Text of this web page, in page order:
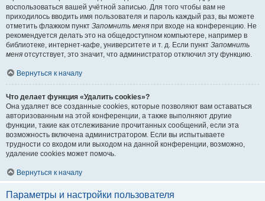
воспользоваться вашей учётной записью. Для того чтобы вам не
приходилось вводить имя пользователя и пароль каждый раз, вы можете
отметить флажком пункт Запомнить меня при входе на конференцию. Не
рекомендуется делать это на общедоступном компьютере, например в
библиотеке, интернет-кафе, университете и т. д. Если пункт Запомнить
меня отсутствует, это значит, что администратор отключил эту функцию.
Вернуться к началу
Что делает функция «Удалить cookies»?
Она удаляет все созданные cookies, которые позволяют вам оставаться
авторизованным на этой конференции, а также выполняют другие
функции, такие как отслеживание прочитанных сообщений, если эта
возможность включена администратором. Если вы испытываете
трудности со входом или выходом на данной конференции, возможно,
удаление cookies может помочь.
Вернуться к началу
Параметры и настройки пользователя